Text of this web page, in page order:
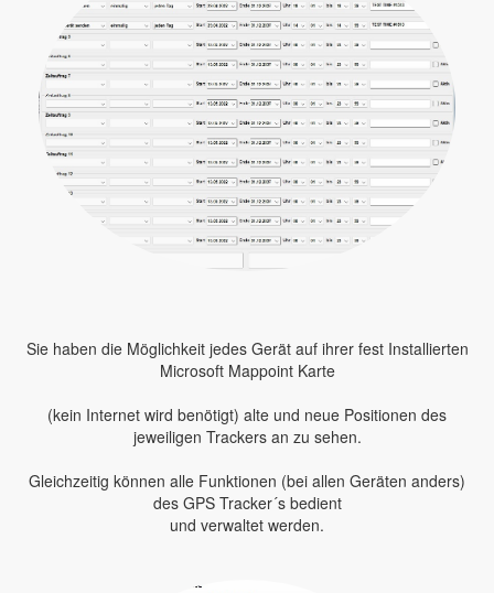
Sie haben die Möglichkeit jedes Gerät auf ihrer fest Installierten
Microsoft Mappoint Karte
(kein Internet wird benötigt) alte und neue Positionen des
jeweiligen Trackers an zu sehen.
Gleichzeitig können alle Funktionen (bei allen Geräten anders)
des GPS Tracker´s bedient
und verwaltet werden.